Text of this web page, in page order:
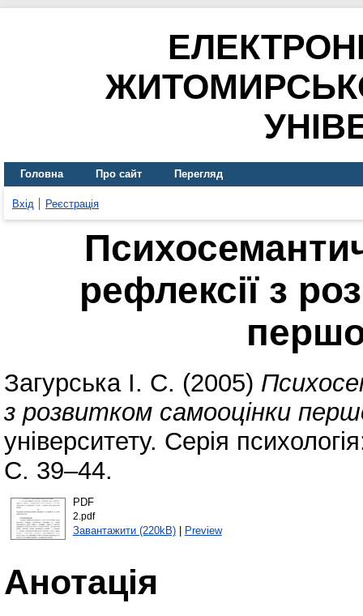
Головна Про сайт Перегляд
Вхід Реєстрація
рефлексії з
Загурська І. С. (2005)
з розвитком самооцінки
університету. Серія
С. 39–44.
PDF
2.pdf
Завантажити (220kB)| Preview
Анотація